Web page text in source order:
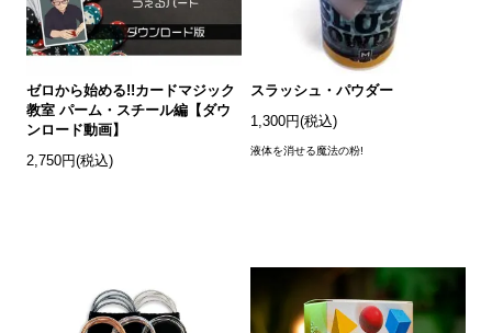
ゼロから始める!!カードマジック
教室 パーム・スチール編【ダウ
ンロード動画】
2,750円(税込)
スラッシュ・パウダー
1,300円(税込)
液体を消せる魔法の粉!